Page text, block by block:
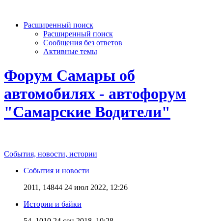
Расширенный поиск
Расширенный поиск
Сообщения без ответов
Активные темы
Форум Самары об
автомобилях - автофорум
"Самарские Водители"
События, новости, истории
События и новости
2011, 14844 24 июл 2022, 12:26
Истории и байки